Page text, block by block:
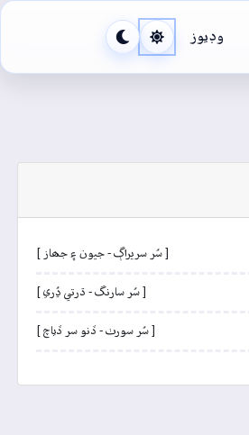
وڊيوز
[ سُر سريراڳ - جيون ۽ جھاز ]
[ سُر سارنگ - ڌرتي ڍُري ]
[ سُر سورٺ - ڏنو سر ڏياچ ]